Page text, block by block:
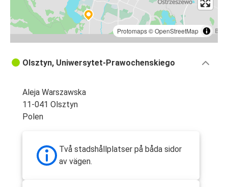
Protomaps©OpenStreetMap
Olsztyn, Uniwersytet-Prawochenskiego
Aleja Warszawska
11-041 Olsztyn
Polen
Två stadshållplatser på båda sidor
av vägen.